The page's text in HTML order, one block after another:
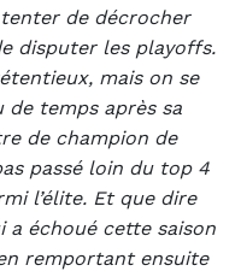
de décrocher
disputer les playoffs.
mais on se
de temps après sa
de champion de
passé loin du top 4
l’élite. Et que dire
a échoué cette saison
remportant ensuite